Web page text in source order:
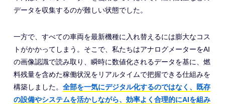
データを収集するのが難しい状態でした。
一方で、すべての車両を最新機種に入れ替えるには膨大なコス
トがかかってしまう。そこで、私たちはアナログメーターをAI
の画像認識で読み取り、瞬時に数値化されるデータを基に、燃
料残量を含めた稼働状況をリアルタイムで把握できる仕組みを
構築しました。 全部を一気にデジタル化するのではなく、既存
の設備やシステムを活かしながら、効率よく合理的にAIを組み